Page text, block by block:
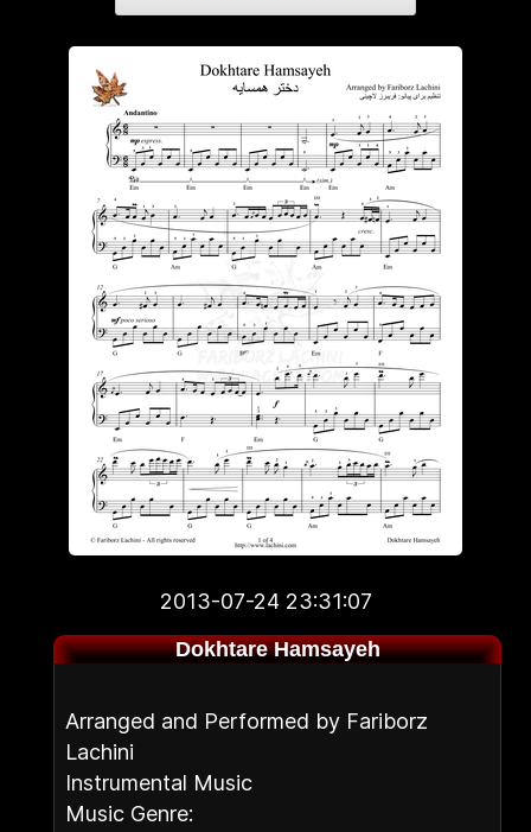
2013-07-24 23:31:07
Dokhtare Hamsayeh
Arranged and Performed by Fariborz
Lachini
Instrumental Music
Music Genre: